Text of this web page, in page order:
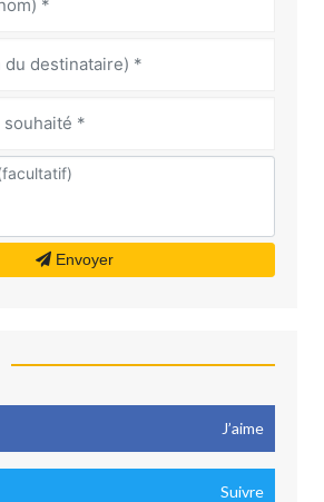
Envoyer
J’aime
Suivre